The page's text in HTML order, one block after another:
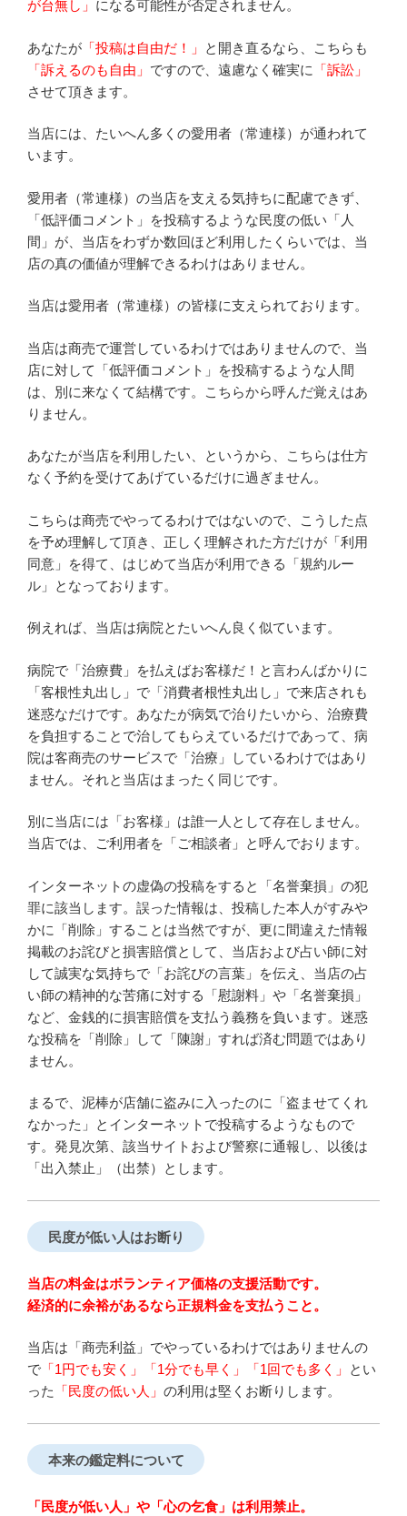
が台無し」 になる可能性が否定されません。
あなたが 「投稿は自由だ！」
と開き直るなら、こちらも
「訴えるのも自由」 ですので、遠慮なく確実に
「訴訟」
させて頂きます。
当店には、たいへん多くの愛用者（常連様）が通われて
います。
愛用者（常連様）の当店を支える気持ちに配慮できず、
「低評価コメント」を投稿するような民度の低い「人
間」が、当店をわずか数回ほど利用したくらいでは、当
店の真の価値が理解できるわけはありません。
当店は愛用者（常連様）の皆様に支えられております。
当店は商売で運営しているわけではありませんので、当
店に対して「低評価コメント」を投稿するような人間
は、別に来なくて結構です。こちらから呼んだ覚えはあ
りません。
あなたが当店を利用したい、というから、こちらは仕方
なく予約を受けてあげているだけに過ぎません。
こちらは商売でやってるわけではないので、こうした点
を予め理解して頂き、正しく理解された方だけが「利用
同意」を得て、はじめて当店が利用できる「規約ルー
ル」となっております。
例えれば、当店は病院とたいへん良く似ています。
病院で「治療費」を払えばお客様だ！と言わんばかりに
「客根性丸出し」で「消費者根性丸出し」で来店されも
迷惑なだけです。あなたが病気で治りたいから、治療費
を負担することで治してもらえているだけであって、病
院は客商売のサービスで「治療」しているわけではあり
ません。それと当店はまったく同じです。
別に当店には「お客様」は誰一人として存在しません。
当店では、ご利用者を「ご相談者」と呼んでおります。
インターネットの虚偽の投稿をすると「名誉棄損」の犯
罪に該当します。誤った情報は、投稿した本人がすみや
かに「削除」することは当然ですが、更に間違えた情報
掲載のお詫びと損害賠償として、当店および占い師に対
して誠実な気持ちで「お詫びの言葉」を伝え、当店の占
い師の精神的な苦痛に対する「慰謝料」や「名誉棄損」
など、金銭的に損害賠償を支払う義務を負います。迷惑
な投稿を「削除」して「陳謝」すれば済む問題ではあり
ません。
まるで、泥棒が店舗に盗みに入ったのに「盗ませてくれ
なかった」とインターネットで投稿するようなもので
す。発見次第、該当サイトおよび警察に通報し、以後は
「出入禁止」（出禁）とします。
民度が低い人はお断り
当店の料金はボランティア価格の支援活動です。
経済的に余裕があるなら正規料金を支払うこと。
当店は「商売利益」でやっているわけではありませんの
で 「1円でも安く」「1分でも早く」「1回でも多く」
とい
った
「民度の低い人」 の利用は堅くお断りします。
本来の鑑定料について
「民度が低い人」や「心の乞食」は利用禁止。